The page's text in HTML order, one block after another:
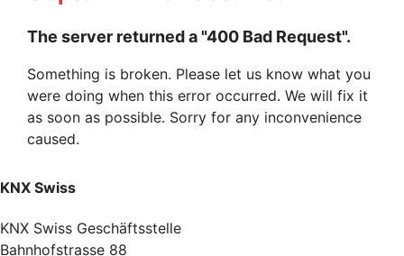
The server returned a "400 Bad Request".
Something is broken. Please let us know what you
were doing when this error occurred. We will fix it
as soon as possible. Sorry for any inconvenience
caused.
KNX Swiss
KNX Swiss Geschäftsstelle
Bahnhofstrasse 88